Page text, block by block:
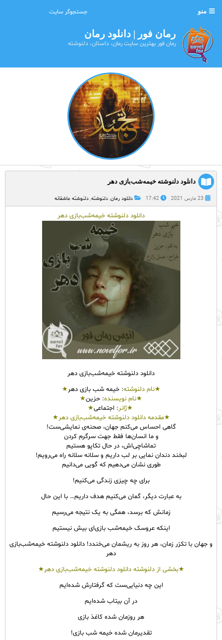
منو
رمان فور | دانلود رمان
رمان فور بهترین سایت رمان، داستان، دلنوشته
دانلود دلنوشته خیمه‌شب‌بازی دهر
23 مارس 2021 17:42 دانلود رمان, دلنوشته, دلنوشته عاشقانه
دانلود دلنوشته خیمه‌شب‌بازی دهر
دانلود دلنوشته خیمه‌شب‌بازی دهر
★نامدلنوشته: خیمه شب بازی دهر★
★نام نویسنده: حزین★
★ژانر: اجتماعی★
★مقدمه دانلود دلنوشته خیمه‌شب‌بازی دهر★
گاهی احساس می‌کنم جهان، صحنه‌ی نمایشی‌ست!
و ما انسان‌ها فقط جهت سرگرم کردن
تماشاچی‌‌اش، در حال تکاپو هستیم
لبخند دندان نمایی بر لب داریم و سلانه سلانه راه می‌رویم!
طوری نشان می‌دهیم که گویی می‌دانیم
برای چه چیزی زندگی می‌کنیم!
به عبارت دیگر، گمان می‌کنیم هدف داریم… با این حال
زمانش که برسد، همگی به یک نتیجه می‌رسیم
اینکه عروسک خیمه‌شب بازی‌ای بیش نیستیم
و جهان با تکرّر زمان، هر روز به ریشمان می‌خندد! دانلود دلنوشته خیمه‌شب‌بازی
دهر
★بخشی از دلنوشته دانلود دلنوشته خیمه‌شب‌بازی دهر★
این چه دنیایی‌ست که گرفتارش شده‌ایم
در آن بیتاب شده‌ایم
هر روزمان شده کاغذ بازی
تقدیرمان شده خیمه شب بازی!